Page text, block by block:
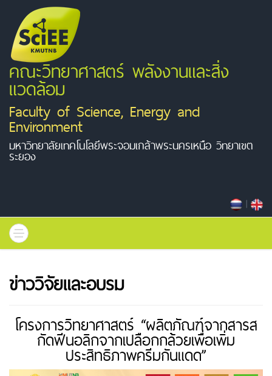
คณะวิทยาศาสตร์ พลังงานและสิ่ง
แวดล้อม
Faculty of Science, Energy and
Environment
มหาวิทยาลัยเทคโนโลยีพระจอมเกล้าพระนครเหนือ วิทยาเขต
ระยอง
|
ข่าววิจัยและอบรม
โครงการวิทยาศาสตร์ “ผลิตภัณฑ์จากสารส
กัดฟีนอลิกจากเปลือกกล้วยเพื่อเพิ่ม
ประสิทธิภาพครีมกันแดด”